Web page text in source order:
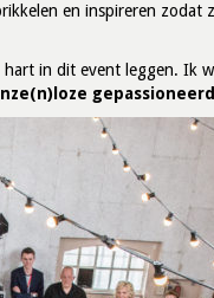
en inspireren
hart in dit event leggen. Ik